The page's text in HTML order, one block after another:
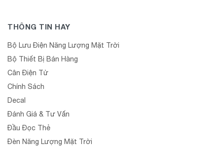
THÔNG TIN HAY
Bộ Lưu Điện Năng Lượng Mặt Trời
Bộ Thiết Bị Bán Hàng
Cân Điện Tử
Chính Sách
Decal
Đánh Giá & Tư Vấn
Đầu Đọc Thẻ
Đèn Năng Lượng Mặt Trời